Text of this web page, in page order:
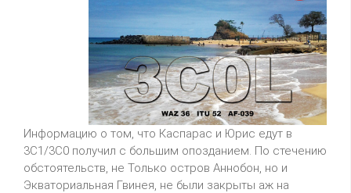
Информацию о том, что Каспарас и Юрис едут в
3C1/3C0 получил с большим опозданием. По стечению
обстоятельств, не Только остров Аннобон, но и
Экваториальная Гвинея, не были закрыты аж на